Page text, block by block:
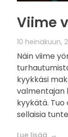
Viime
10 heinäkuun,
Näin viime
kyykkäsi
valmentajan
kyykätä. Tuo
sellaisia